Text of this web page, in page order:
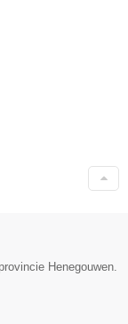
Henegouwen.